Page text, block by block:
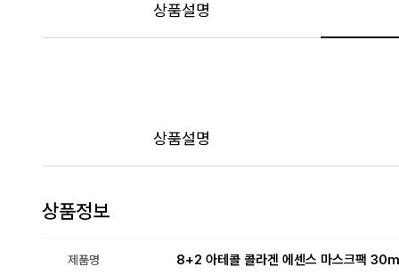
상품설명
상품설명
상품정보
제품명 8+2 아테콜 콜라겐 에센스 마스크팩